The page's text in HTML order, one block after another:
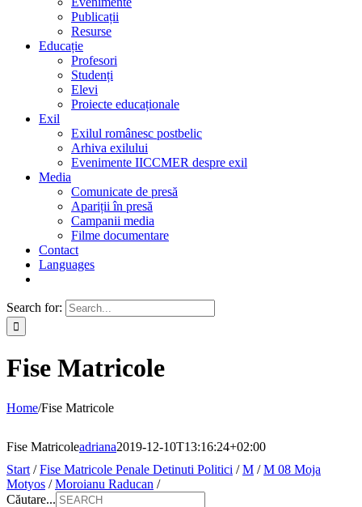
Publicații
Resurse
Educație
Profesori
Studenți
Elevi
Proiecte educaționale
Exil
Exilul românesc postbelic
Arhiva exilului
Evenimente IICCMER despre exil
Media
Comunicate de presă
Apariții în presă
Campanii media
Filme documentare
Contact
Languages
Search for:
Fise Matricole
Home/Fise Matricole
Fise Matricoleadriana2019-12-10T13:16:24+02:00
Start /Fise Matricole Penale Detinuti Politici /M /M 08 Moja
Motyos /Moroianu Raducan /
Căutare...